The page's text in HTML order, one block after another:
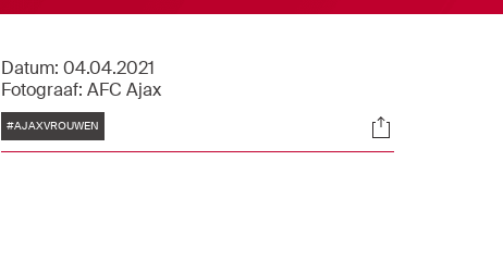
Datum: 04.04.2021
Fotograaf: AFC Ajax
Tags
#AJAXVROUWEN Socials